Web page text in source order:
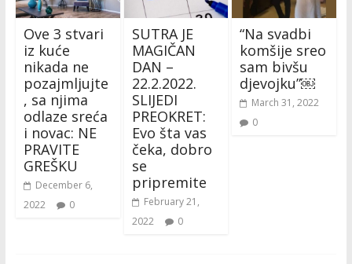
Ove 3 stvari
iz kuće
nikada ne
pozajmljujte
, sa njima
odlaze sreća
i novac: NE
PRAVITE
GREŠKU
December 6,
2022
0
SUTRA JE
MAGIČAN
DAN –
22.2.2022.
SLIJEDI
PREOKRET:
Evo šta vas
čeka, dobro
se
pripremite
February 21,
2022
0
“Na svadbi
komšije sreo
sam bivšu
djevojku”￼
March 31, 2022
0